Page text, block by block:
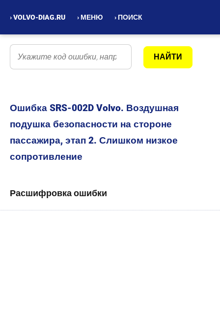
› VOLVO-DIAG.RU › МЕНЮ › ПОИСК
Ошибка SRS-002D Volvo. Воздушная
подушка безопасности на стороне
пассажира, этап 2. Слишком низкое
сопротивление
Расшифровка ошибки